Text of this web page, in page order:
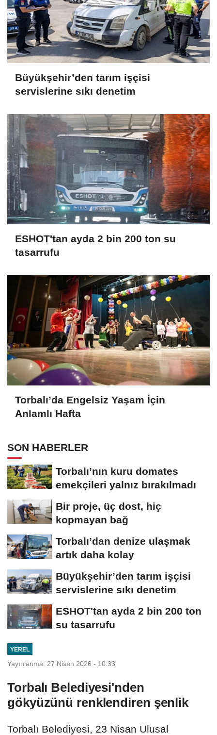
Büyükşehir’den tarım işçisi
servislerine sıkı denetim
ESHOT'tan ayda 2 bin 200 ton su
tasarrufu
Torbalı’da Engelsiz Yaşam İçin
Anlamlı Hafta
SON HABERLER
Torbalı’nın kuru domates
emekçileri yalnız bırakılmadı
Bir proje, üç dost, hiç
kopmayan bağ
Torbalı’dan denize ulaşmak
artık daha kolay
Büyükşehir’den tarım işçisi
servislerine sıkı denetim
ESHOT'tan ayda 2 bin 200 ton
su tasarrufu
YEREL
Yayınlanma: 27 Nisan 2026 - 10:33
Torbalı Belediyesi'nden
gökyüzünü renklendiren şenlik
Torbalı Belediyesi, 23 Nisan Ulusal